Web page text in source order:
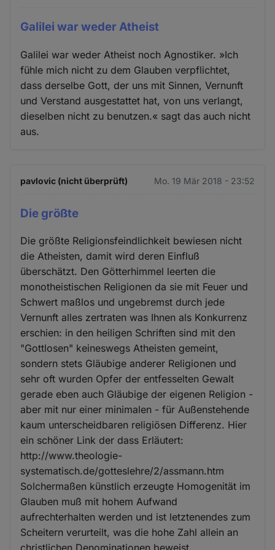
Galilei war weder Atheist
Galilei war weder Atheist noch Agnostiker. »Ich
fühle mich nicht zu dem Glauben verpflichtet,
dass derselbe Gott, der uns mit Sinnen, Vernunft
und Verstand ausgestattet hat, von uns verlangt,
dieselben nicht zu benutzen.« sagt das auch nicht
aus.
pavlovic (nicht überprüft) Mo. 19 Mär 2018 - 23:52
Die größte
Die größte Religionsfeindlichkeit bewiesen nicht
die Atheisten, damit wird deren Einfluß
überschätzt. Den Götterhimmel leerten die
monotheistischen Religionen da sie mit Feuer und
Schwert maßlos und ungebremst durch jede
Vernunft alles zertraten was Ihnen als Konkurrenz
erschien: in den heiligen Schriften sind mit den
"Gottlosen" keineswegs Atheisten gemeint,
sondern stets Gläubige anderer Religionen und
sehr oft wurden Opfer der entfesselten Gewalt
gerade eben auch Gläubige der eigenen Religion -
aber mit nur einer minimalen - für Außenstehende
kaum unterscheidbaren religiösen Differenz. Hier
ein schöner Link der dass Erläutert:
http://www.theologie-
systematisch.de/gotteslehre/2/assmann.htm
Solchermaßen künstlich erzeugte Homogenität im
Glauben muß mit hohem Aufwand
aufrechterhalten werden und ist letztenendes zum
Scheitern verurteilt, was die hohe Zahl allein an